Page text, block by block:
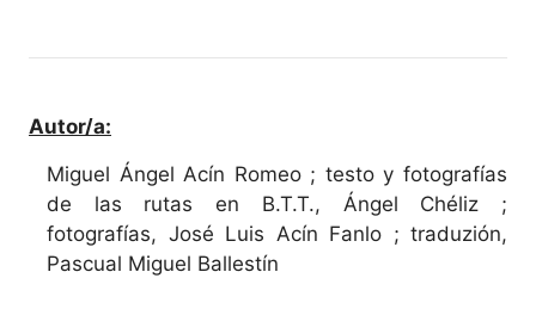
Autor/a:
Miguel Ángel Acín Romeo ; testo y fotografías
de las rutas en B.T.T., Ángel Chéliz ;
fotografías, José Luis Acín Fanlo ; traduzión,
Pascual Miguel Ballestín